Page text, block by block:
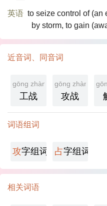
英语 to seize control of (an
by storm, to gain
近音词、同音词
gōng zhàn
工战
gōng zhàn
攻战
词语组词
攻字组词 占字组词
相关词语